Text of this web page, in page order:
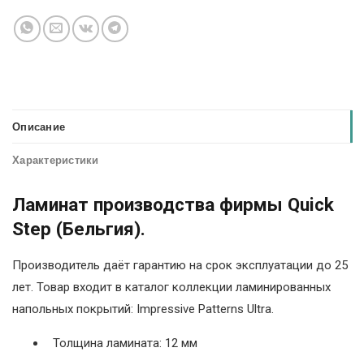
Описание
Характеристики
Ламинат производства фирмы Quick
Step (Бельгия).
Производитель даёт гарантию на срок эксплуатации до 25
лет. Товар входит в каталог коллекции ламинированных
напольных покрытий: Impressive Patterns Ultra.
Толщина ламината: 12 мм